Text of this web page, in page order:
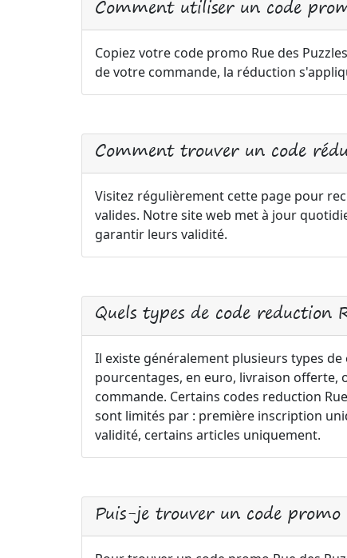
Comment utiliser un code
Copiez votre code promo Rue des
de votre commande, la réduction
Comment trouver un code
Visitez régulièrement cette page pour
valides. Notre site web met à jour
garantir leurs validité.
Quels types de code reduction
Il existe généralement plusieurs types
pourcentages, en euro, livraison offerte,
commande. Certains codes reduction
sont limités par : première inscription
validité, certains articles uniquement.
Puis-je trouver un code promo